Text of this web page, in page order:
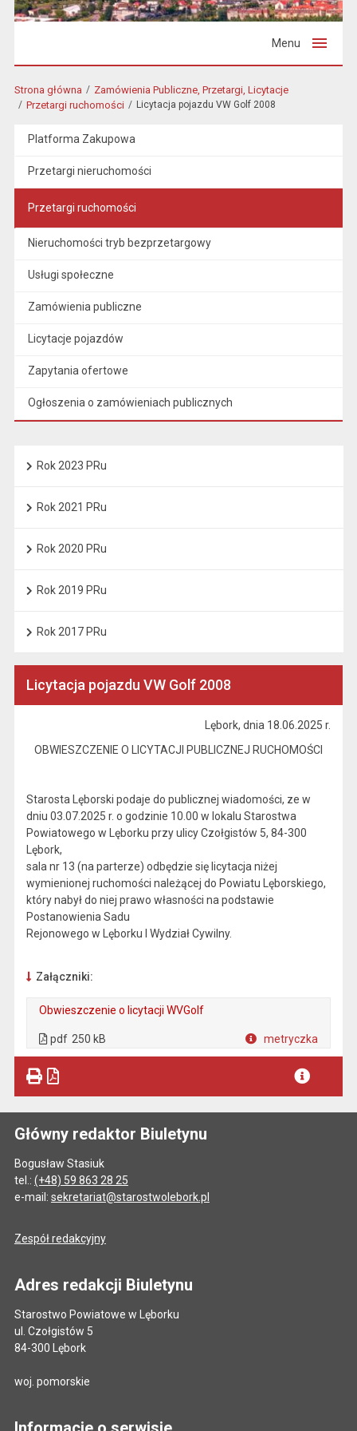
Menu
Strona główna
Zamówienia Publiczne, Przetargi, Licytacje
Przetargi ruchomości
Licytacja pojazdu VW Golf 2008
Platforma Zakupowa
Przetargi nieruchomości
Przetargi ruchomości
Nieruchomości tryb bezprzetargowy
Usługi społeczne
Zamówienia publiczne
Licytacje pojazdów
Zapytania ofertowe
Ogłoszenia o zamówieniach publicznych
Rok 2023 PRu
Rok 2021 PRu
Rok 2020 PRu
Rok 2019 PRu
Rok 2017 PRu
Licytacja pojazdu VW Golf 2008
Lębork, dnia 18.06.2025 r.
OBWIESZCZENIE O LICYTACJI PUBLICZNEJ RUCHOMOŚCI
Starosta Lęborski podaje do publicznej wiadomości, ze w
dniu 03.07.2025 r. o godzinie 10.00 w lokalu Starostwa
Powiatowego w Lęborku przy ulicy Czołgistów 5, 84-300
Lębork,
sala nr 13 (na parterze) odbędzie się licytacja niżej
wymienionej ruchomości należącej do Powiatu Lęborskiego,
który nabył do niej prawo własności na podstawie
Postanowienia Sadu
Rejonowego w Lęborku I Wydział Cywilny.
Załączniki:
Obwieszczenie o licytacji WVGolf
pdf 250 kB metryczka
Główny redaktor Biuletynu
Bogusław Stasiuk
tel.: (+48) 59 863 28 25
e-mail: sekretariat@starostwolebork.pl
Zespół redakcyjny
Adres redakcji Biuletynu
Starostwo Powiatowe w Lęborku
ul. Czołgistów 5
84-300 Lębork
woj. pomorskie